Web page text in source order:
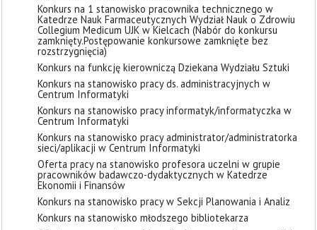
Konkurs na 1 stanowisko pracownika technicznego w
Katedrze Nauk Farmaceutycznych Wydział Nauk o Zdrowiu
Collegium Medicum UJK w Kielcach (Nabór do konkursu
zamknięty. ​Postępowanie konkursowe zamknięte bez
rozstrzygnięcia)
Konkurs na funkcję kierowniczą Dziekana Wydziału Sztuki
Konkurs na stanowisko pracy ds. administracyjnych w
Centrum Informatyki
Konkurs na stanowisko pracy informatyk/informatyczka w
Centrum Informatyki
Konkurs na stanowisko pracy administrator/administratorka
sieci/aplikacji w Centrum Informatyki
Oferta pracy na stanowisko profesora uczelni w grupie
pracowników badawczo-dydaktycznych w Katedrze
Ekonomii i Finansów
Konkurs na stanowisko pracy w Sekcji Planowania i Analiz
Konkurs na stanowisko młodszego bibliotekarza